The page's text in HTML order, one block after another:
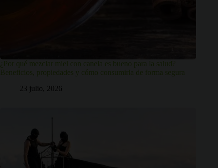
¿Por qué mezclar miel con canela es bueno para la salud?
Beneficios, propiedades y cómo consumirla de forma segura
23 julio, 2026